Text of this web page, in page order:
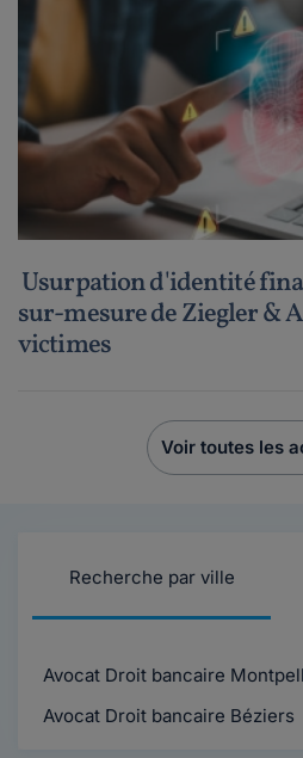
Usurpation d'identité
sur-mesure de Ziegler &
victimes
Voir toutes les
Recherche par ville
Avocat Droit bancaire
Avocat Droit bancaire Béziers